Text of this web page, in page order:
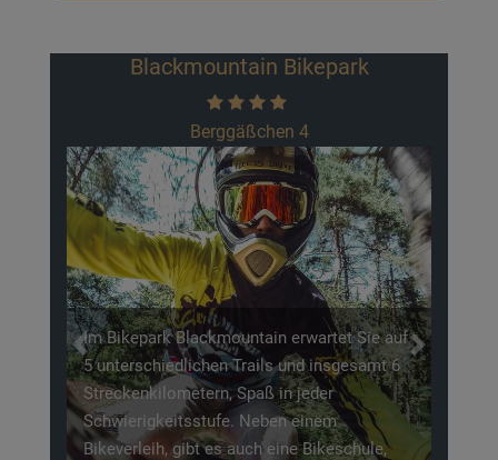
KRABAT-Mühle Schwarzkollm
Koselbruch 22
Vielleicht kennen Sie auch, aus der Schule
oder Ihrer Kindheit, das Märchen über den
Waisenjungen Krabat, welcher in einer Mühle
eine Leerstelle als Müller antritt, jedoch in
schwarzer Magie unterrichtet wird. Diese
Sage soll sich bei Schwarzkollm zugetragen
haben, wo die „Schwarze Mühle" für den
Previous Next